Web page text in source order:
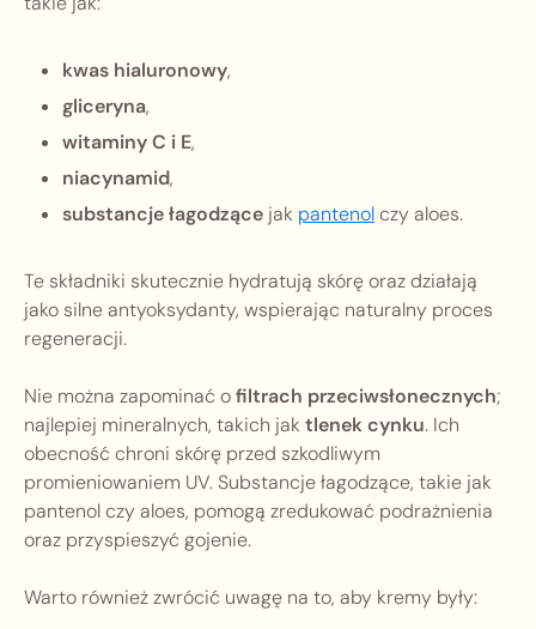
kwas hialuronowy,
gliceryna,
witaminy C i E,
niacynamid,
substancje łagodzące jak pantenolczy aloes.
Te składniki skutecznie hydratują skórę oraz działają
jako silne antyoksydanty, wspierając naturalny proces
regeneracji.
Nie można zapominać ofiltrach przeciwsłonecznych;
najlepiej mineralnych, takich jak tlenek cynku. Ich
obecność chroni skórę przed szkodliwym
promieniowaniem UV. Substancje łagodzące, takie jak
pantenol czy aloes, pomogą zredukować podrażnienia
oraz przyspieszyć gojenie.
Warto również zwrócić uwagę na to, aby kremy były: